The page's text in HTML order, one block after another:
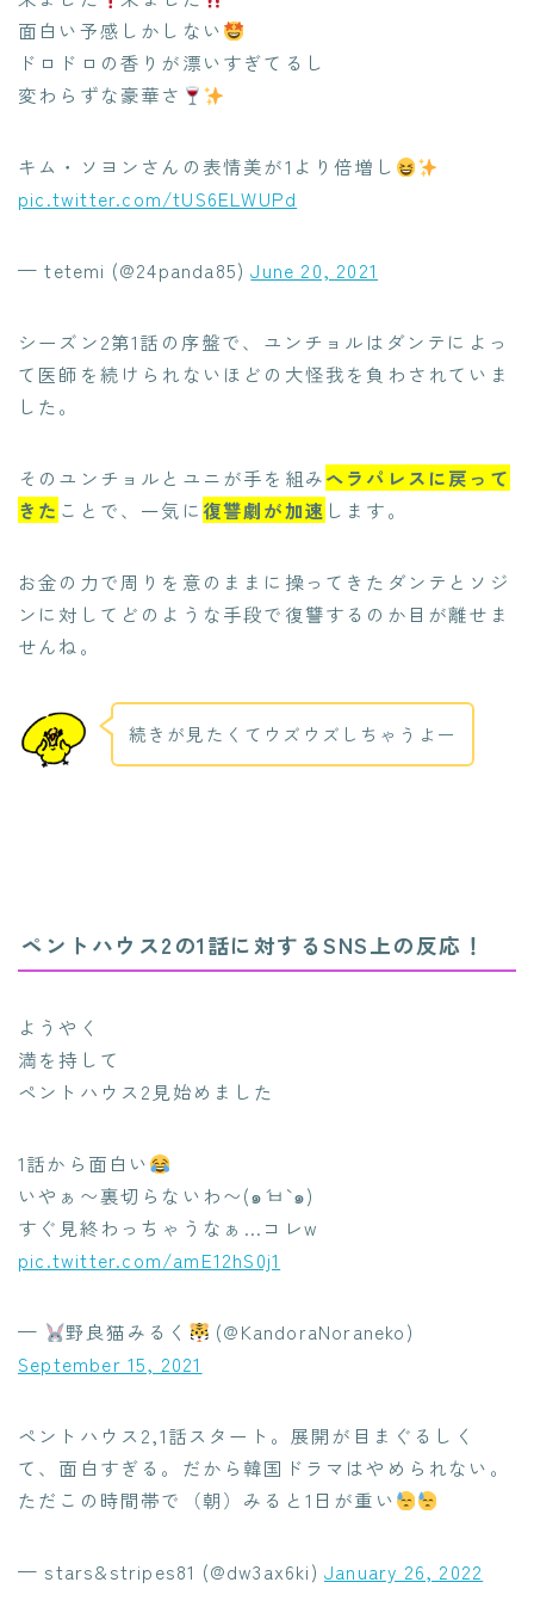
面白い予感しかしない
ドロドロの香りが漂いすぎてるし
変わらずな豪華さ
キム・ソヨンさんの表情美が1より倍増し
pic.twitter.com/tUS6ELWUPd
— tetemi (@24panda85)June 20, 2021
シーズン2第1話の序盤で、ユンチョルはダンテによっ
て医師を続けられないほどの大怪我を負わされていま
した。
そのユンチョルとユニが手を組みヘラパレスに戻って
きた ことで、一気に復讐劇が加速 します。
お金の力で周りを意のままに操ってきたダンテとソジ
ンに対してどのような手段で復讐するのか目が離せま
せんね。
続きが見たくてウズウズしちゃうよー
ペントハウス2の1話に対するSNS上の反応！
ようやく
満を持して
ペントハウス2見始めました
1話から面白い
いやぁ〜裏切らないわ〜(๑´ㅂ`๑)
すぐ見終わっちゃうなぁ…コレw
pic.twitter.com/amE12hS0j1
— 野良猫みるく
(@KandoraNoraneko)
September 15, 2021
ペントハウス2,1話スタート。展開が目まぐるしく
て、面白すぎる。だから韓国ドラマはやめられない。
ただこの時間帯で（朝）みると1日が重い
— stars&stripes81 (@dw3ax6ki) January 26, 2022